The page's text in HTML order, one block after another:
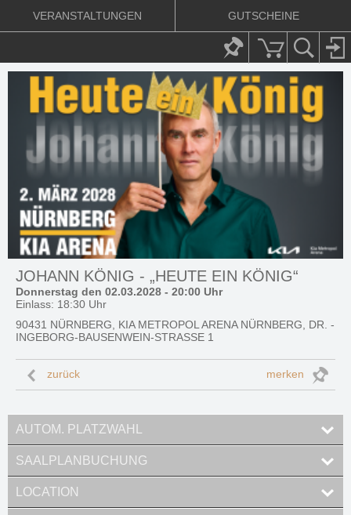
VERANSTALTUNGEN GUTSCHEINE
JOHANN KÖNIG - „HEUTE EIN KÖNIG“
Donnerstag den 02.03.2028 - 20:00 Uhr
Einlass: 18:30 Uhr
90431 NÜRNBERG, KIA METROPOL ARENA NÜRNBERG, DR. -
INGEBORG-BAUSENWEIN-STRASSE 1
zurück merken
AUTOM. PLATZWAHL
SAALPLANBUCHUNG
LOCATION